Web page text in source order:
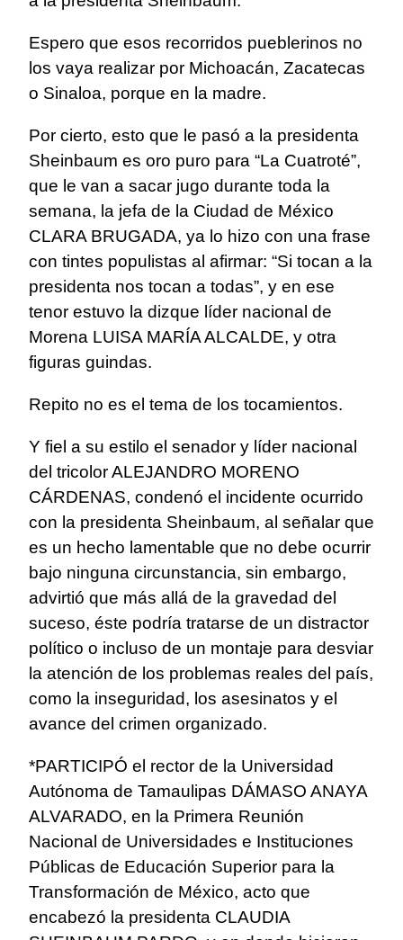
Espero que esos recorridos pueblerinos no
los vaya realizar por Michoacán, Zacatecas
o Sinaloa, porque en la madre.
Por cierto, esto que le pasó a la presidenta
Sheinbaum es oro puro para “La Cuatroté”,
que le van a sacar jugo durante toda la
semana, la jefa de la Ciudad de México
CLARA BRUGADA, ya lo hizo con una frase
con tintes populistas al afirmar: “Si tocan a la
presidenta nos tocan a todas”, y en ese
tenor estuvo la dizque líder nacional de
Morena LUISA MARÍA ALCALDE, y otra
figuras guindas.
Repito no es el tema de los tocamientos.
Y fiel a su estilo el senador y líder nacional
del tricolor ALEJANDRO MORENO
CÁRDENAS, condenó el incidente ocurrido
con la presidenta Sheinbaum, al señalar que
es un hecho lamentable que no debe ocurrir
bajo ninguna circunstancia, sin embargo,
advirtió que más allá de la gravedad del
suceso, éste podría tratarse de un distractor
político o incluso de un montaje para desviar
la atención de los problemas reales del país,
como la inseguridad, los asesinatos y el
avance del crimen organizado.
*PARTICIPÓ el rector de la Universidad
Autónoma de Tamaulipas DÁMASO ANAYA
ALVARADO, en la Primera Reunión
Nacional de Universidades e Instituciones
Públicas de Educación Superior para la
Transformación de México, acto que
encabezó la presidenta CLAUDIA